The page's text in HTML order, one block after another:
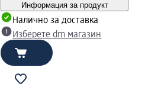
Информация за продукт
Налично за доставка
Изберете dm магазин